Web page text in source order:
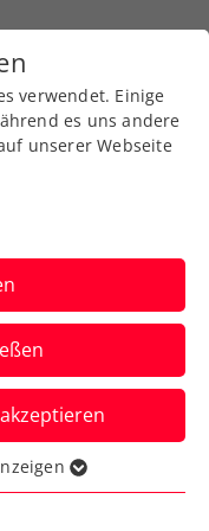
bildet ab
ein Team.
16.03.2026
verwendet. Einige
es uns andere
unserer Webseite